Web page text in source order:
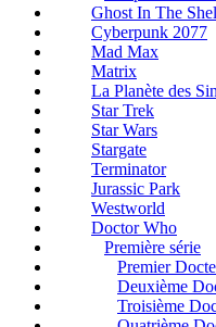
Ghost In The
Cyberpunk 2077
Mad Max
Matrix
La Planète des
Star Trek
Star Wars
Stargate
Terminator
Jurassic Park
Westworld
Doctor Who
Première série
Premier
Deuxième
Troisième